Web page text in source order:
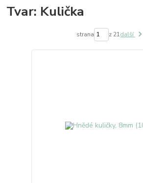
Tvar: Kulička
strana z 21další